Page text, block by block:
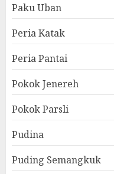
Paku Uban
Peria Katak
Peria Pantai
Pokok Jenereh
Pokok Parsli
Pudina
Puding Semangkuk